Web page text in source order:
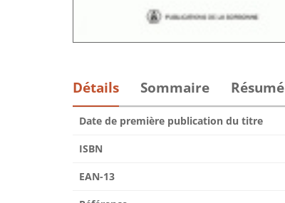
Détails Sommaire Résumé
Date de première publication du titre
ISBN
EAN-13